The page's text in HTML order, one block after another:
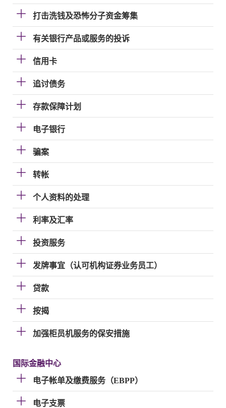
打击洗钱及恐怖分子资金筹集
有关银行产品或服务的投诉
信用卡
追讨债务
存款保障计划
电子银行
骗案
转帐
个人资料的处理
利率及汇率
投资服务
发牌事宜（认可机构证券业务员工）
贷款
按揭
加强柜员机服务的保安措施
国际金融中心
电子帐单及缴费服务（EBPP）
电子支票